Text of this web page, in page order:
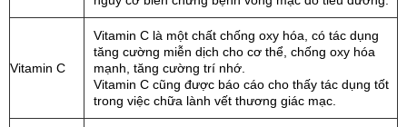
Vitamin C
Vitamin C là một chất chống oxy hóa, có tác dụng
tăng cường miễn dịch cho cơ thể, chống oxy hóa
mạnh, tăng cường trí nhớ.
Vitamin C cũng được báo cáo cho thấy tác dụng tốt
trong việc chữa lành vết thương giác mạc.